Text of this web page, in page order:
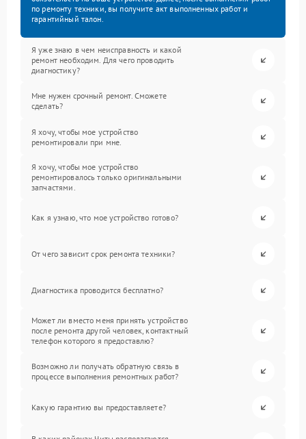
по ремонту техники, вы получите акт выполненных работ и
гарантийный талон.
Я уже знаю в чем неисправность и какой
ремонт необходим. Для чего проводить
диагностику?
Мне нужен срочный ремонт. Сможете
сделать?
Я хочу, чтобы мое устройство
ремонтировали при мне.
Я хочу, чтобы мое устройство
ремонтировалось только оригинальными
запчастями.
Как я узнаю, что мое устройство готово?
От чего зависит срок ремонта техники?
Диагностика проводится бесплатно?
Может ли вместо меня принять устройство
после ремонта другой человек, контактный
телефон которого я предоставлю?
Возможно ли получать обратную связь в
процессе выполнения ремонтных работ?
Какую гарантию вы предоставляете?